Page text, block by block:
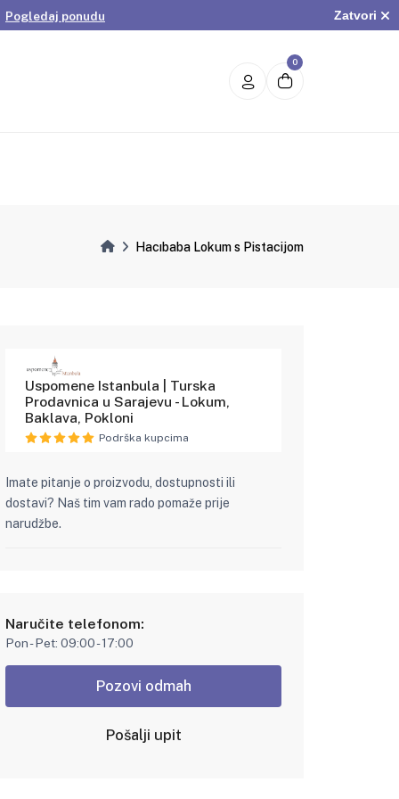
Pogledaj ponudu
kupovinu
Zatvori
0
Hacıbaba Lokum s Pistacijom
Uspomene Istanbula | Turska
Prodavnica u Sarajevu - Lokum,
Baklava, Pokloni
Podrška kupcima
Imate pitanje o proizvodu, dostupnosti ili
dostavi? Naš tim vam rado pomaže prije
narudžbe.
Naručite telefonom:
Pon - Pet: 09:00 - 17:00
Pozovi odmah
Pošalji upit